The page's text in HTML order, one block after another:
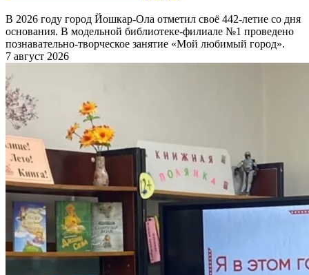
В 2026 году город Йошкар-Ола отметил своё 442-летие со дня
основания. В модельной библиотеке-филиале №1 проведено
познавательно-творческое занятие «Мой любимый город».
7 август 2026